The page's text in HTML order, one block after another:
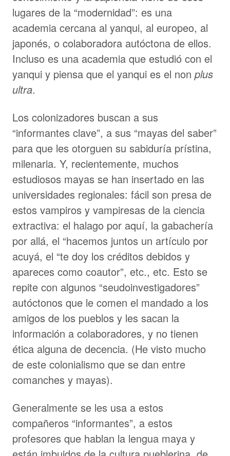
lugares de la “modernidad”: es una
academia cercana al yanqui, al europeo, al
japonés, o colaboradora autóctona de ellos.
Incluso es una academia que estudió con el
yanqui y piensa que el yanqui es el non plus
ultra.
Los colonizadores buscan a sus
“informantes clave”, a sus “mayas del saber”
para que les otorguen su sabiduría prístina,
milenaria. Y, recientemente, muchos
estudiosos mayas se han insertado en las
universidades regionales: fácil son presa de
estos vampiros y vampiresas de la ciencia
extractiva: el halago por aquí, la gabachería
por allá, el “hacemos juntos un artículo por
acuyá, el “te doy los créditos debidos y
apareces como coautor”, etc., etc. Esto se
repite con algunos “seudoinvestigadores”
autóctonos que le comen el mandado a los
amigos de los pueblos y les sacan la
información a colaboradores, y no tienen
ética alguna de decencia. (He visto mucho
de este colonialismo que se dan entre
comanches y mayas).
Generalmente se les usa a estos
compañeros “informantes”, a estos
profesores que hablan la lengua maya y